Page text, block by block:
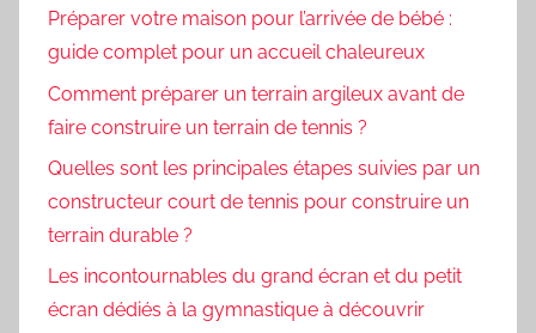
Préparer votre maison pour l’arrivée de bébé :
guide complet pour un accueil chaleureux
Comment préparer un terrain argileux avant de
faire construire un terrain de tennis ?
Quelles sont les principales étapes suivies par un
constructeur court de tennis pour construire un
terrain durable ?
Les incontournables du grand écran et du petit
écran dédiés à la gymnastique à découvrir